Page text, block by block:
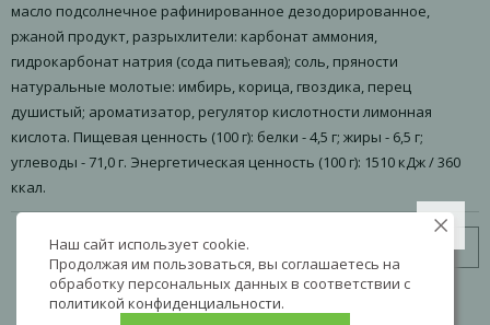
масло подсолнечное рафинированное дезодорированное,
ржаной продукт, разрыхлители: карбонат аммония,
гидрокарбонат натрия (сода питьевая); соль, пряности
натуральные молотые: имбирь, корица, гвоздика, перец
душистый; ароматизатор, регулятор кислотности лимонная
кислота. Пищевая ценность (100 г): белки - 4,5 г; жиры - 6,5 г;
углеводы - 71,0 г. Энергетическая ценность (100 г): 1510 кДж / 360
ккал.
Узнать цену
Наш сайт использует cookie.
Продолжая им пользоваться, вы соглашаетесь на
обработку персональных данных в соответствии с
политикой конфиденциальности.